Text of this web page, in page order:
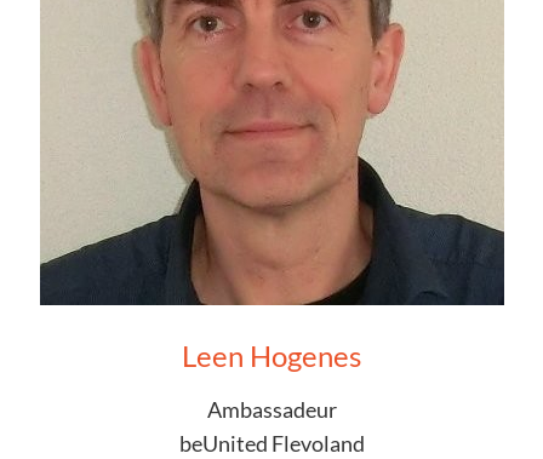
Leen Hogenes
Ambassadeur
beUnited Flevoland